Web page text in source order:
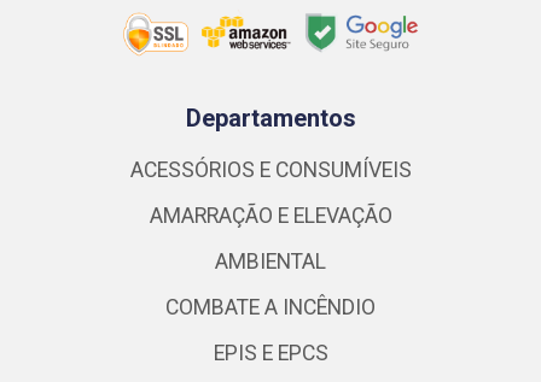
Departamentos
ACESSÓRIOS E CONSUMÍVEIS
AMARRAÇÃO E ELEVAÇÃO
AMBIENTAL
COMBATE A INCÊNDIO
EPIS E EPCS